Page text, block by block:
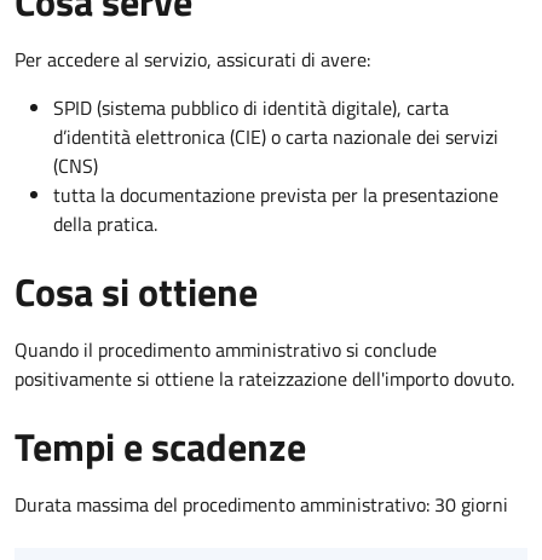
Per accedere al servizio, assicurati di avere:
SPID (sistema pubblico di identità digitale), carta
d’identità elettronica (CIE) o carta nazionale dei servizi
(CNS)
tutta la documentazione prevista per la presentazione
della pratica.
Cosa si ottiene
Quando il procedimento amministrativo si conclude
positivamente si ottiene la rateizzazione dell'importo dovuto.
Tempi e scadenze
Durata massima del procedimento amministrativo: 30 giorni